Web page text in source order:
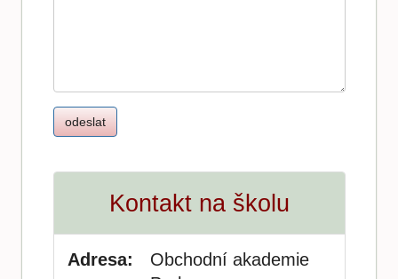
Kontakt na školu
Adresa:
Obchodní akademie